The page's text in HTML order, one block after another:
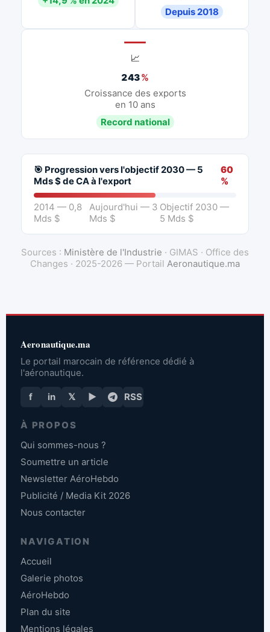
Depuis 2018
📈
243%
Croissance des exports
en 10 ans
Record national
🎯 Progression vers l'objectif 2030 — 5
Mds $ de CA à l'export
60
%
2014 — 0,8
Mds $
Aujourd'hui — 3
Mds $
Objectif 2030 —
5 Mds $
Sources : Ministère de l'Industrie · GIMAS · Office des
Changes · 2025-2026 — Portail Aeronautique.ma
Aeronautique.ma
Le portail marocain de référence dédié à
l'aéronautique.
f in 𝕏 ▶ RSS
À PROPOS
Qui sommes-nous ?
Soumettre un article
Newsletter AéroHebdo
Publicité / Media Kit 2026
Nous contacter
NAVIGATION
Accueil
Galerie photos
AéroHebdo
Plan du site
Mentions légales